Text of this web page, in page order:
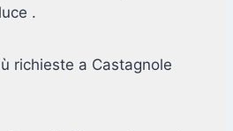
.
richieste a Castagnole